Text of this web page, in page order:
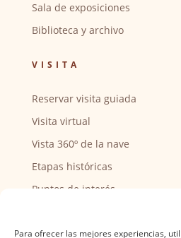
Para ofrecer las mejores experiencias,
Sala de exposiciones
Biblioteca y archivo
VISITA
Reservar visita guiada
Visita virtual
Vista 360º de la nave
Etapas históricas
Puntos de interés